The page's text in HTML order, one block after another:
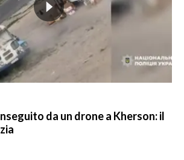
da un drone a Kherson: il